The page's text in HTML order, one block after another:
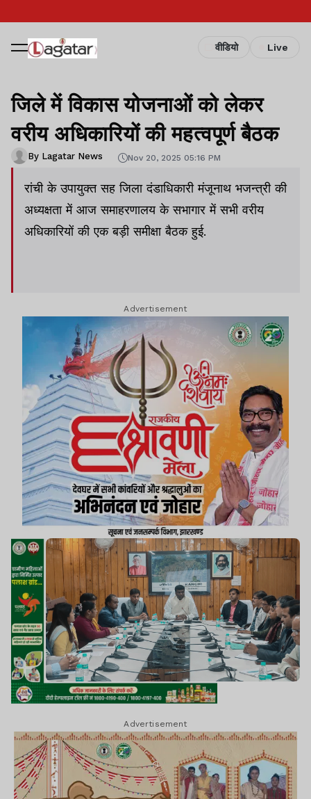
वीडियो Live
जिले में विकास योजनाओं को लेकर
वरीय अधिकारियों की महत्वपूर्ण बैठक
By Lagatar News Nov 20, 2025 05:16 PM
रांची के उपायुक्त सह जिला दंडाधिकारी मंजूनाथ भजन्त्री की
अध्यक्षता में आज समाहरणालय के सभागार में सभी वरीय
अधिकारियों की एक बड़ी समीक्षा बैठक हुई.
Advertisement
Advertisement